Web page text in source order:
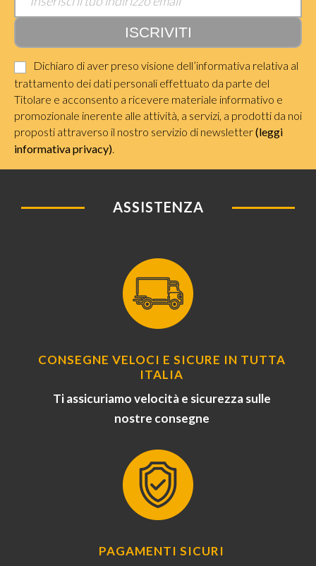
Dichiaro di aver preso visione dell’informativa relativa al
trattamento dei dati personali effettuato da parte del
Titolare e acconsento a ricevere materiale informativo e
promozionale inerente alle attività, a servizi, a prodotti da noi
proposti attraverso il nostro servizio di newsletter(leggi
informativa privacy)
ASSISTENZA
CONSEGNE VELOCI E SICURE IN TUTTA
ITALIA
Ti assicuriamo velocità e sicurezza sulle
nostre consegne
PAGAMENTI SICURI